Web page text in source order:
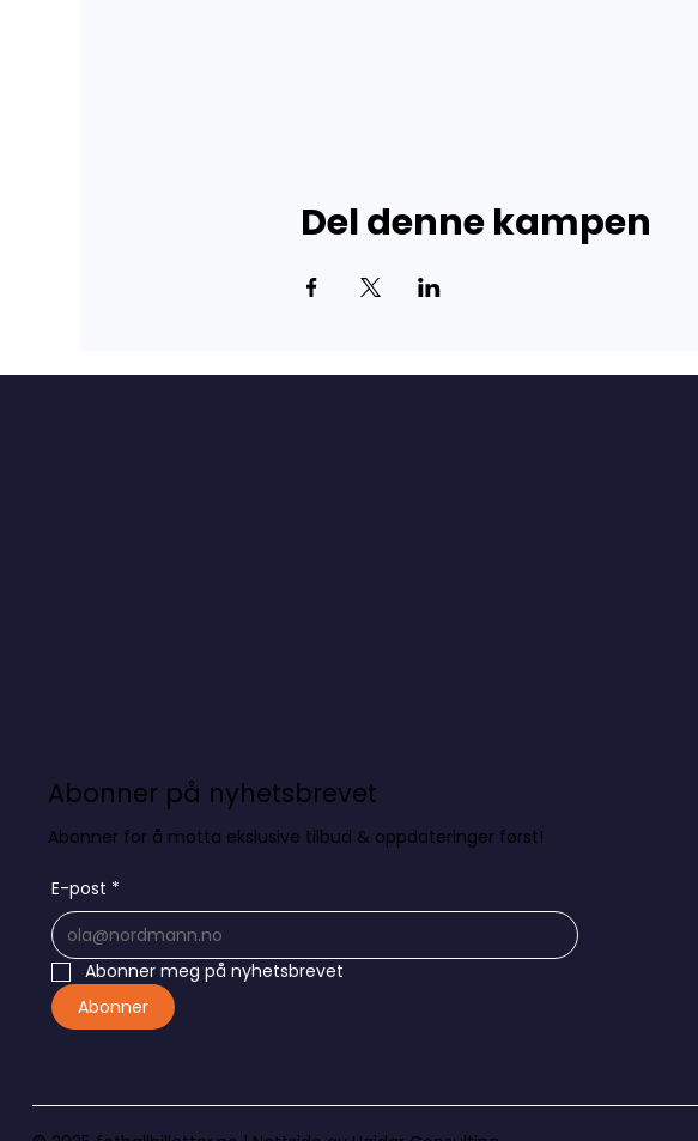
Del denne kampen
Abonner på nyhetsbrevet
Abonner for å motta ekslusive tilbud & oppdateringer først!
E-post *
Abonner meg på nyhetsbrevet
Abonner